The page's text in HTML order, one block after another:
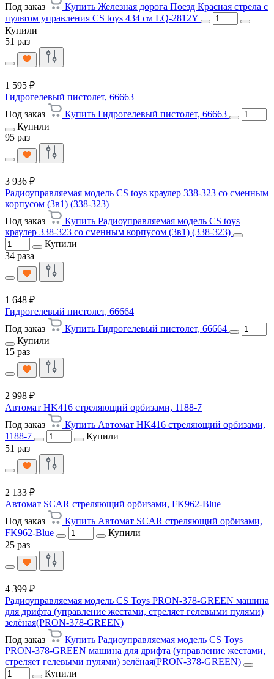
Под заказ
Купить Железная дорога Поезд Красная стрела с
пультом управления CS toys 434 см LQ-2812Y
Купили
51 раз
1 595 ₽
Гидрогелевый пистолет, 66663
Под заказ
Купить Гидрогелевый пистолет, 66663
Купили
95 раз
3 936 ₽
Радиоуправляемая модель CS toys краулер 338-323 со сменным
корпусом (3в1) (338-323)
Под заказ
Купить Радиоуправляемая модель CS toys
краулер 338-323 со сменным корпусом (3в1) (338-323)
Купили
34 раза
1 648 ₽
Гидрогелевый пистолет, 66664
Под заказ
Купить Гидрогелевый пистолет, 66664
Купили
15 раз
2 998 ₽
Автомат HK416 стреляющий орбизами, 1188-7
Под заказ
Купить Автомат HK416 стреляющий орбизами,
1188-7
Купили
51 раз
2 133 ₽
Автомат SCAR стреляющий орбизами, FK962-Blue
Под заказ
Купить Автомат SCAR стреляющий орбизами,
FK962-Blue
Купили
25 раз
4 399 ₽
Радиоуправляемая модель CS Toys PRON-378-GREEN машина
для дрифта (управление жестами, стреляет гелевыми пулями)
зелёная(PRON-378-GREEN)
Под заказ
Купить Радиоуправляемая модель CS Toys
PRON-378-GREEN машина для дрифта (управление жестами,
стреляет гелевыми пулями) зелёная(PRON-378-GREEN)
Купили